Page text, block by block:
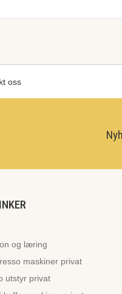
oss
og læring
maskiner privat
utstyr privat